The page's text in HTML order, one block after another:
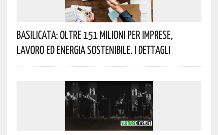
Basilicata: Oltre 151 Milioni Per Imprese,
Lavoro Ed Energia Sostenibile. I Dettagli